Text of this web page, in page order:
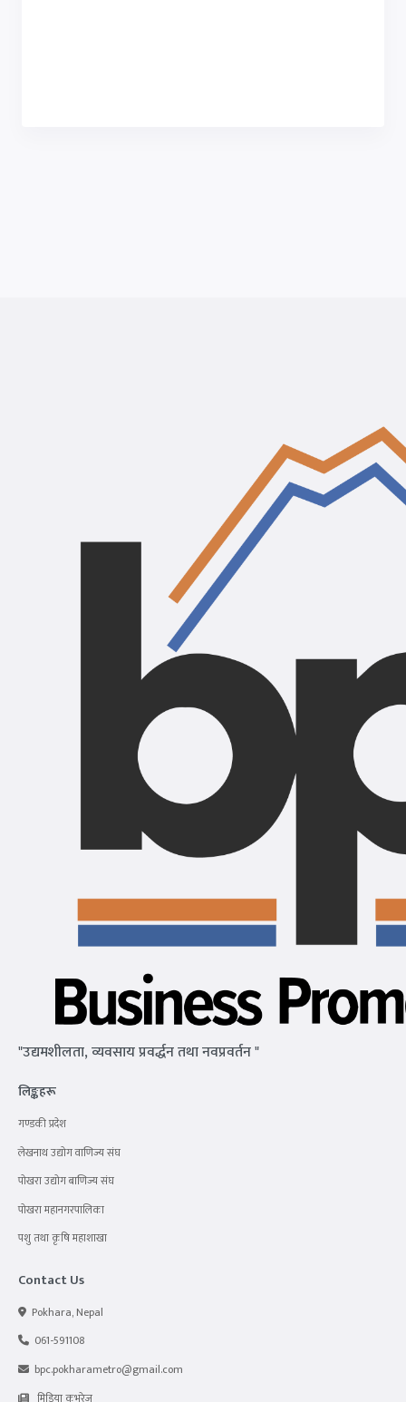
"उद्यमशीलता, व्यवसाय प्रवर्द्धन तथा नवप्रवर्तन "
लिङ्कहरू
गण्डकी प्रदेश
लेखनाथ उद्योग वाणिज्य संघ
पोखरा उद्योग बाणिज्य संघ
पोखरा महानगरपालिका
पशु तथा कृषि महाशाखा
Contact Us
Pokhara, Nepal
061-591108
bpc.pokharametro@gmail.com
मिडिया कभरेज